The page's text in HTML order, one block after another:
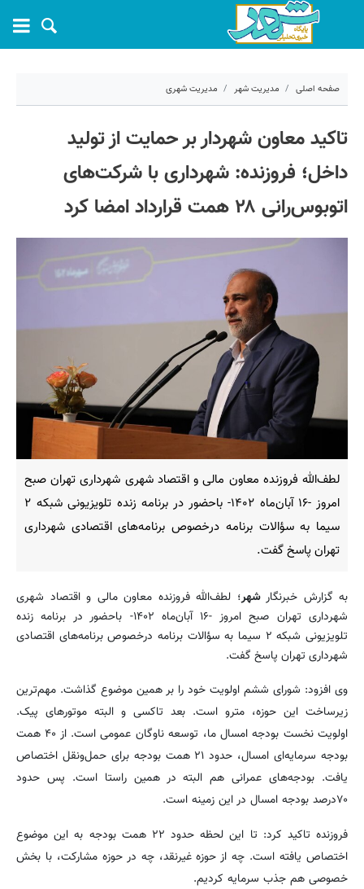
صفحه اصلی مدیریت شهر مدیریت شهری
تاکید معاون شهردار بر حمایت از تولید
داخل؛ فروزنده: شهرداری با شرکت‌های
اتوبوس‌رانی ۲۸ همت قرارداد امضا کرد
لطف‌الله فروزنده معاون مالی و اقتصاد شهری شهرداری تهران صبح
امروز -۱۶ آبان‌ماه ۱۴۰۲- باحضور در برنامه زنده تلویزیونی شبکه ۲
سیما به سؤالات برنامه درخصوص برنامه‌های اقتصادی شهرداری
تهران پاسخ گفت.
به گزارش خبرنگارشهر؛ لطف‌الله فروزنده معاون مالی و اقتصاد شهری
شهرداری تهران صبح امروز -۱۶ آبان‌ماه ۱۴۰۲- باحضور در برنامه زنده
تلویزیونی شبکه ۲ سیما به سؤالات برنامه درخصوص برنامه‌های اقتصادی
شهرداری تهران پاسخ گفت.
وی افزود: شورای ششم اولویت خود را بر همین موضوع گذاشت. مهم‌ترین
زیرساخت این حوزه، مترو است. بعد تاکسی و البته موتورهای پیک.
اولویت نخست بودجه امسال ما، توسعه ناوگان عمومی است. از ۴۰ همت
بودجه سرمایه‌ای امسال، حدود ۲۱ همت بودجه برای حمل‌ونقل اختصاص
یافت. بودجه‌های عمرانی هم البته در همین راستا است. پس حدود
۷۰درصد بودجه امسال در این زمینه است.
فروزنده تاکید کرد: تا این لحظه حدود ۲۲ همت بودجه به این موضوع
اختصاص یافته است. چه از حوزه غیرنقد، چه در حوزه مشارکت، با بخش
خصوصی هم جذب سرمایه کردیم.